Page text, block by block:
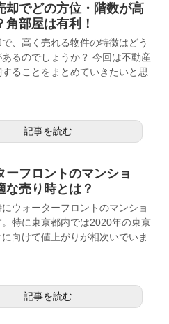
却でどの方位・階数が高
角部屋は有利！
、高く売れる物件の特徴はどう
るのでしょうか？ 今回は不動産
ることをまとめていきたいと思
記事を読む
ーフロントのマンショ
な売り時とは？
ウォーターフロントのマンショ
。特に東京都内では2020年の東京
向けて値上がりが相次いでいま
記事を読む